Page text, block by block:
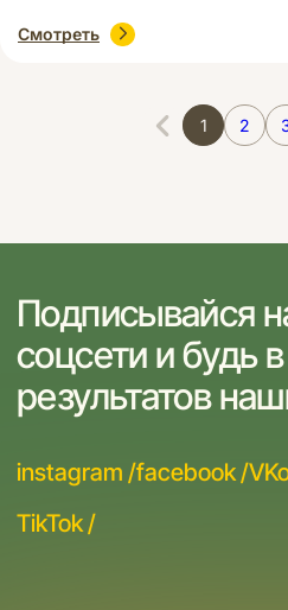
смысле, ведь наши ладони
начинают излучать мягкую
Смотреть
1 2
Подписывайся
соцсети и будь
результатов
instagram /facebook /
TikTok /